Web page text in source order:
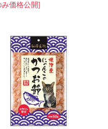
み価格公開]